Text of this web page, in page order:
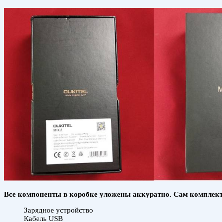
Все компоненты в коробке уложены аккуратно. Сам
Зарядное устройство
Кабель USB